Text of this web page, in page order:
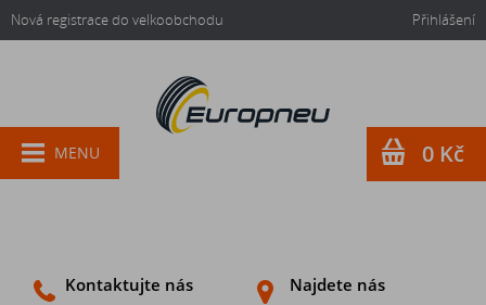
Nová registrace do velkoobchodu Přihlášení
Kontaktujte nás Najdete nás
MENU 0 Kč